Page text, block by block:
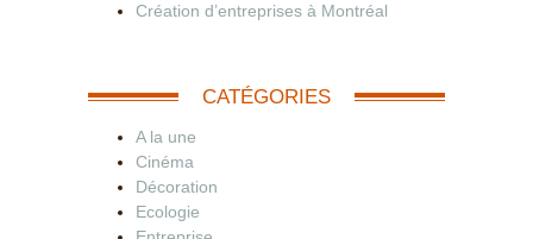
Création d’entreprises à Montréal
CATÉGORIES
A la une
Cinéma
Décoration
Ecologie